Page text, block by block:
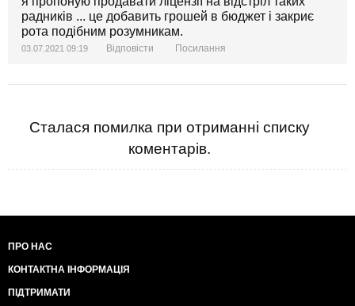
радників ... це добавить грошей в бюджет і закриє
рота подібним розумникам.
03.07.2021 09:19 Відповісти Посилання
Сталася помилка при отриманні списку
коментарів.
ПРО НАС
КОНТАКТНА ІНФОРМАЦІЯ
ПІДТРИМАТИ